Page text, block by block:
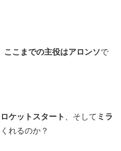
ここまでの主役はアロンソで
ロケットスタート 、そして ミラ
れるのか？